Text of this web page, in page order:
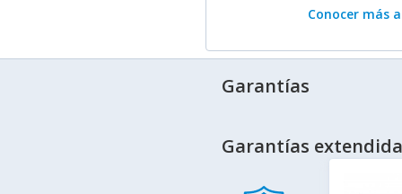
Conocer más
Garantías
Garantías